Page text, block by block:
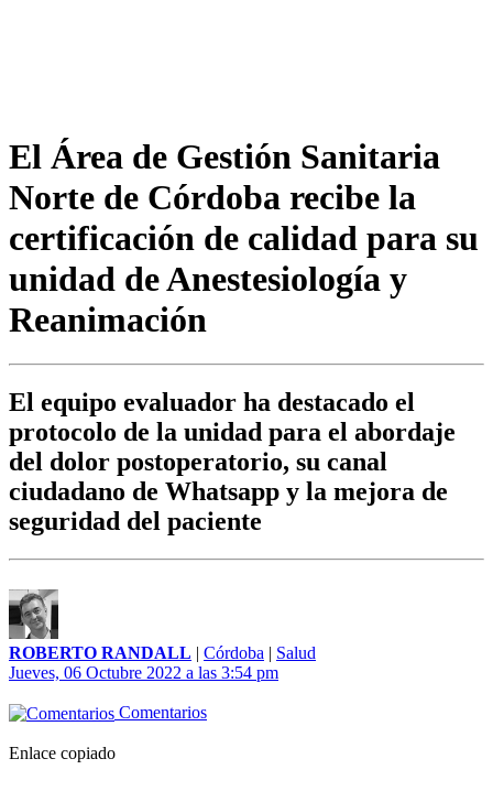
El Área de Gestión Sanitaria
Norte de Córdoba recibe la
certificación de calidad para su
unidad de Anestesiología y
Reanimación
El equipo evaluador ha destacado el
protocolo de la unidad para el abordaje
del dolor postoperatorio, su canal
ciudadano de Whatsapp y la mejora de
seguridad del paciente
ROBERTO RANDALL | Córdoba | Salud
Jueves, 06 Octubre 2022 a las 3:54 pm
Comentarios
Enlace copiado